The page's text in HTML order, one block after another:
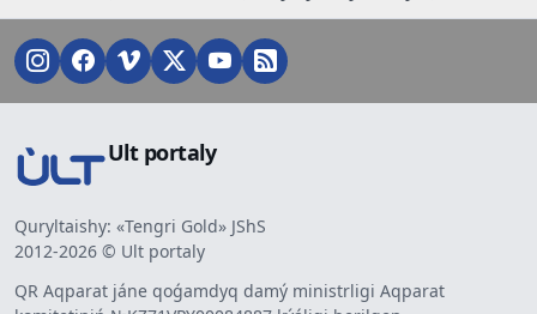
Ult portaly
Quryltaishy: «Tengri Gold» JShS
2012-2026 © Ult portaly
QR Aqparat jáne qoǵamdyq damý ministrligi Aqparat